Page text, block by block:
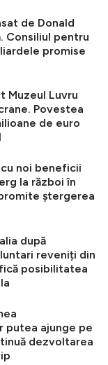
de Donald
Consiliul pentru
promise
Muzeul Luvru
Povestea
de euro
noi beneficii
la război în
ștergerea
după
reveniți din
posibilitatea
putea ajunge pe
dezvoltarea